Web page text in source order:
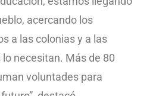
acercando los
a las colonias y a las
necesitan. Más de 80
voluntades para